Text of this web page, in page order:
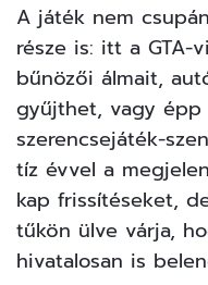
A játék nem
része is: itt a GTA-
bűnözői álmait,
gyűjthet, vagy épp
szerencsejáték-
tíz évvel a
kap frissítéseket,
tűkön ülve várja,
hivatalosan is